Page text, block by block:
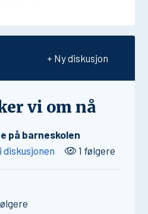
+ Ny diskusjon
vi om nå
på barneskolen
diskusjonen 1 følgere